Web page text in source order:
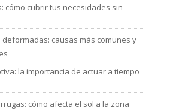
cómo cubrir tus necesidades sin
causas más comunes y
la importancia de actuar a tiempo
cómo afecta el sol a la zona